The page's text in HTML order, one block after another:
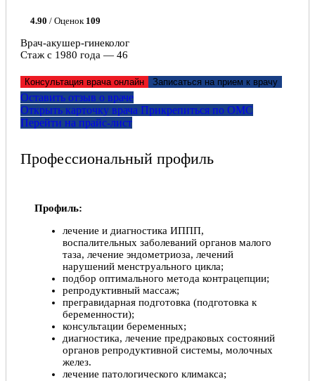
4.90 / Оценок 109
Врач-акушер-гинеколог
Стаж с 1980 года — 46
Консультация врача онлайн Записаться на прием к врачу
Оставить отзыв о враче
Открыть карточку врача Прикрепитьcя по ОМС
Перейти на прайс-лист
Профессиональный профиль
Профиль:
лечение и диагностика ИППП,
воспалительных заболеваний органов малого
таза, лечение эндометриоза, лечений
нарушений менструального цикла;
подбор оптимального метода контрацепции;
репродуктивный массаж;
прегравидарная подготовка (подготовка к
беременности);
консультации беременных;
диагностика, лечение предраковых состояний
органов репродуктивной системы, молочных
желез.
лечение патологического климакса;